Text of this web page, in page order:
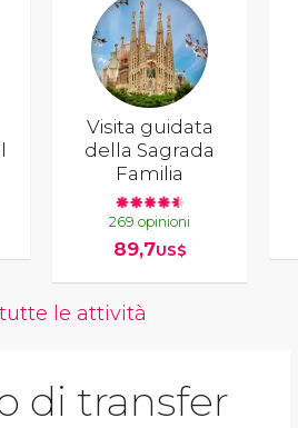
Visita guidata
della Sagrada
Familia
269 opinioni
89,7US$
le attività
di transfer